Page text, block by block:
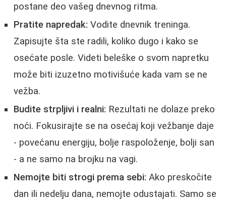
postane deo vašeg dnevnog ritma.
Pratite napredak: Vodite dnevnik treninga.
Zapisujte šta ste radili, koliko dugo i kako se
osećate posle. Videti beleške o svom napretku
može biti izuzetno motivišuće kada vam se ne
vežba.
Budite strpljivi i realni: Rezultati ne dolaze preko
noći. Fokusirajte se na osećaj koji vežbanje daje
- povećanu energiju, bolje raspoloženje, bolji san
- a ne samo na brojku na vagi.
Nemojte biti strogi prema sebi: Ako preskočite
dan ili nedelju dana, nemojte odustajati. Samo se